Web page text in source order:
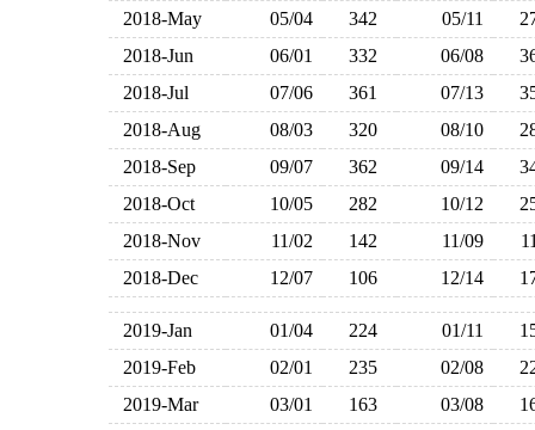
2018-May
05/04 342 05/11
2018-Jun
06/01 332 06/08
2018-Jul
07/06 361 07/13
2018-Aug
08/03 320 08/10
2018-Sep
09/07 362 09/14
2018-Oct
10/05 282 10/12
2018-Nov
11/02 142 11/09
2018-Dec
12/07 106 12/14
2019-Jan 01/04 224 01/11
2019-Feb
02/01 235 02/08
2019-Mar
03/01 163 03/08